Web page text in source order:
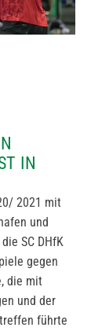
IN
2021 mit
und
SC DHfK
gegen
die mit
und der
führte